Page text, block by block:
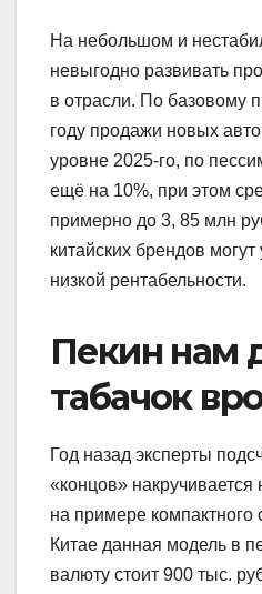
На небольшом и
невыгодно развивать
в отрасли. По базовому
году продажи новых
уровне 2025-го, по
ещё на 10%, при этом
примерно до 3, 85 млн
китайских брендов могут
низкой рентабельности.
Пекин нам
табачок
Год назад эксперты
«концов» накручивается
на примере компактного
Китае данная модель в
валюту стоит 900 тыс.